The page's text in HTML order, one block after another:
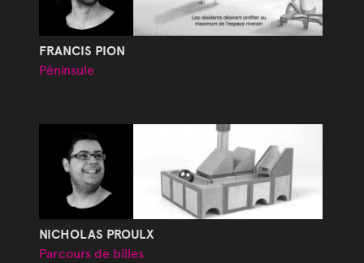
FRANCIS PION
Péninsule
NICHOLAS PROULX
Parcours de billes